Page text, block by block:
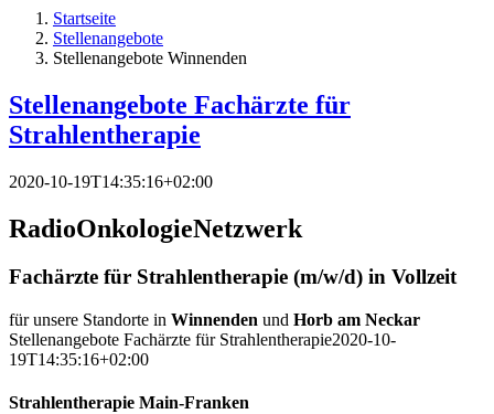
Startseite
Stellenangebote
Stellenangebote Winnenden
Stellenangebote Fachärzte für
Strahlentherapie
2020-10-19T14:35:16+02:00
RadioOnkologieNetzwerk
Fachärzte für Strahlentherapie (m/w/d) in Vollzeit
für unsere Standorte in Winnenden und Horb am Neckar
Stellenangebote Fachärzte für Strahlentherapie2020-10-
19T14:35:16+02:00
Strahlentherapie Main-Franken